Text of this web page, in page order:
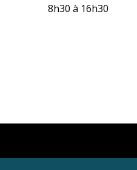
8h30 à 16h30